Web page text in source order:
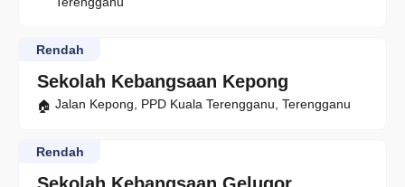
Sekolah Kebangsaan Kepong
Rendah
Jalan Kepong, PPD Kuala Terengganu, Terengganu
Rendah